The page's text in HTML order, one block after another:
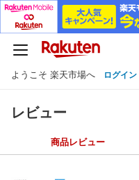
ようこそ 楽天市場へ ログイン
レビュー
商品レビュー